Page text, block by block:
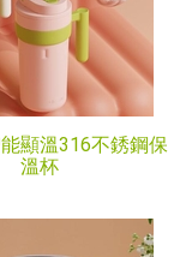
顯溫316不銹鋼保
溫杯